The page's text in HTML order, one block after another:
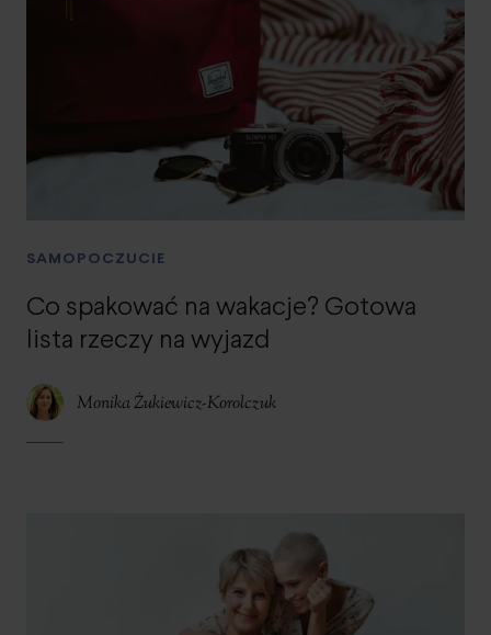
SAMOPOCZUCIE
Co spakować na wakacje? Gotowa
lista rzeczy na wyjazd
Monika Żukiewicz-Korolczuk